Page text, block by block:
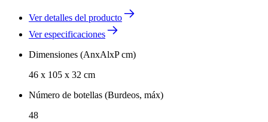
Ver detalles del producto
Ver especificaciones
Dimensiones (AnxAlxP cm)
46 x 105 x 32 cm
Número de botellas (Burdeos, máx)
48